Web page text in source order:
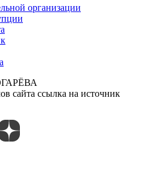
организации
сайта ссылка на источник